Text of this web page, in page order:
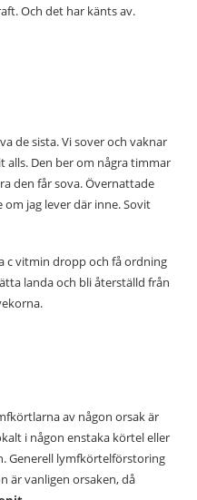
Och det har känts av.
de sista. Vi sover och vaknar
alls. Den ber om några timmar
den får sova. Övernattade
jag lever där inne. Sovit
c vitmin dropp och få ordning
landa och bli återställd från
av någon orsak är
i någon enstaka körtel eller
Generell lymfkörtelförstoring
är vanligen orsaken, då